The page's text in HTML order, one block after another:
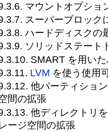
マウントオプショ
スーパーブロック
ハードディスクの
ソリッドステート
SMART を用い
LVM を使う使用
他パーティショ
間の拡張
他ディレクトリ
レージ空間の拡張